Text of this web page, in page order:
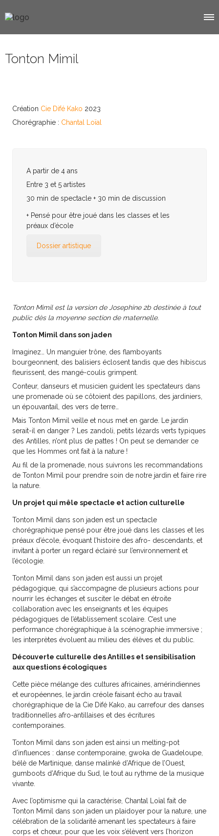
Tonton Mimil
Création Cie Difé Kako 2023
Chorégraphie : Chantal Loïal
A partir de 4 ans
Entre 3 et 5 artistes
30 min de spectacle + 30 min de discussion
+ Pensé pour être joué dans les classes et les
préaux d’école
Dossier artistique
Tonton Mimil est la version de Josephine 2b destinée à tout
public dès la moyenne section de maternelle.
Tonton Mimil dans son jaden
Imaginez… Un manguier trône, des flamboyants
bourgeonnent, des balisiers éclosent tandis que des hibiscus
fleurissent, des mangé-coulis grimpent.
Conteur, danseurs et musicien guident les spectateurs dans
une promenade où se côtoient des papillons, des jardiniers,
un épouvantail, des vers de terre…
Mais Tonton Mimil veille et nous met en garde. Le jardin
serait-il en danger ? Les zandoli, petits lézards verts typiques
des Antilles, n’ont plus de pattes ! On peut se demander ce
que les Hommes ont fait à la nature !
Au fil de la promenade, nous suivrons les recommandations
de Tonton Mimil pour prendre soin de notre jardin et faire rire
la nature.
Un projet qui mêle spectacle et action culturelle
Tonton Mimil dans son jaden est un spectacle
chorégraphique pensé pour être joué dans les classes et les
préaux d’école, évoquant l’histoire des afro- descendants, et
invitant à porter un regard éclairé sur l’environnement et
l’écologie.
Tonton Mimil dans son jaden est aussi un projet
pédagogique, qui s’accompagne de plusieurs actions pour
nourrir les échanges et susciter le débat en étroite
collaboration avec les enseignants et les équipes
pédagogiques de l’établissement scolaire. C’est une
performance chorégraphique à la scénographie immersive ;
les interprètes évoluent au milieu des élèves et du public.
Découverte culturelle des Antilles et sensibilisation
aux questions écologiques
Cette pièce mélange des cultures africaines, amérindiennes
et européennes, le jardin créole faisant écho au travail
chorégraphique de la Cie Difé Kako, au carrefour des danses
traditionnelles afro-antillaises et des écritures
contemporaines.
Tonton Mimil dans son jaden est ainsi un melting-pot
d’influences : danse contemporaine, gwoka de Guadeloupe,
bélè de Martinique, danse malinké d’Afrique de l’Ouest,
gumboots d’Afrique du Sud, le tout au rythme de la musique
vivante.
Avec l’optimisme qui la caractérise, Chantal Loïal fait de
Tonton Mimil dans son jaden un plaidoyer pour la nature, une
célébration de la solidarité amenant les spectateurs à faire
corps et chœur, pour que les voix s’élèvent vers l’horizon